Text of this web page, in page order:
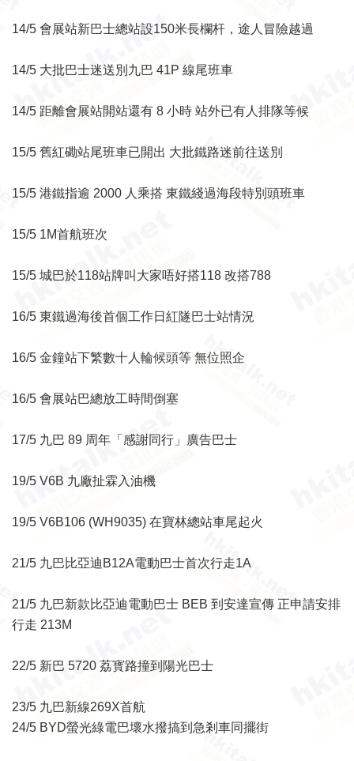
14/5 會展站新巴士總站設150米長欄杆，途人冒險越過
14/5 大批巴士迷送別九巴 41P 線尾班車
14/5 距離會展站開站還有 8 小時 站外已有人排隊等候
15/5 舊紅磡站尾班車已開出 大批鐵路迷前往送別
15/5 港鐵指逾 2000 人乘搭 東鐵綫過海段特別頭班車
15/5 1M首航班次
15/5 城巴於118站牌叫大家唔好搭118 改搭788
16/5 東鐵過海後首個工作日紅隧巴士站情況
16/5 金鐘站下繁數十人輪候頭等 無位照企
16/5 會展站巴總放工時間倒塞
17/5 九巴 89 周年「感謝同行」廣告巴士
19/5 V6B 九廠扯霖入油機
19/5 V6B106 (WH9035) 在寶林總站車尾起火
21/5 九巴比亞迪B12A電動巴士首次行走1A
21/5 九巴新款比亞迪電動巴士 BEB 到安達宣傳 正申請安排
行走 213M
22/5 新巴 5720 荔寳路撞到陽光巴士
23/5 九巴新線269X首航
24/5 BYD螢光綠電巴壞水撥搞到急剎車同擺街